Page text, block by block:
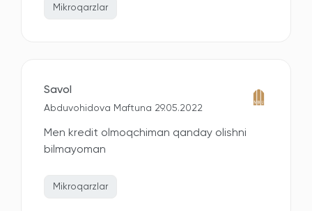
Mikroqarzlar
Savol
Abduvohidova Maftuna 29.05.2022
Men kredit olmoqchiman qanday olishni
bilmayoman
Mikroqarzlar